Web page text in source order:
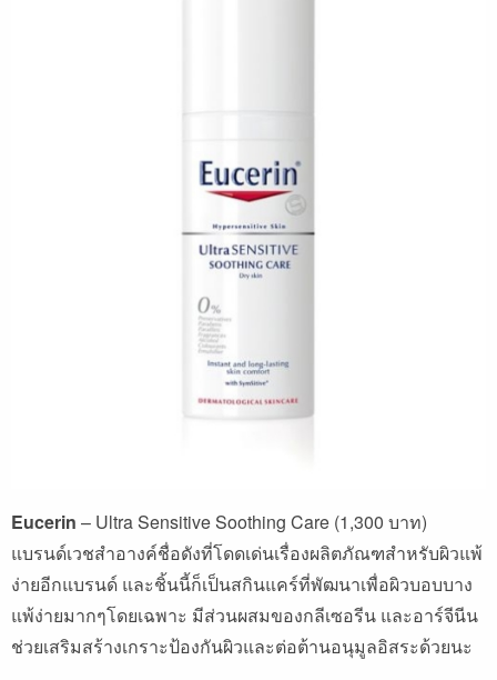
Eucerin – Ultra Sensitive Soothing Care (1,300 บาท)
แบรนด์เวชสำอางค์ชื่อดังที่โดดเด่นเรื่องผลิตภัณฑสำหรับผิวแพ้
ง่ายอีกแบรนด์ และชิ้นนี้ก็เป็นสกินแคร์ที่พัฒนาเพื่อผิวบอบบาง
แพ้ง่ายมากๆโดยเฉพาะ มีส่วนผสมของกลีเซอรีน และอาร์จีนีน
ช่วยเสริมสร้างเกราะป้องกันผิวและต่อต้านอนุมูลอิสระด้วยนะ